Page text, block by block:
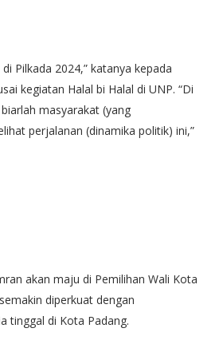
Pilkada 2024,” katanya kepada
kegiatan Halal bi Halal di UNP. “Di
masyarakat (yang
perjalanan (dinamika politik) ini,”
akan maju di Pemilihan Wali Kota
diperkuat dengan
tinggal di Kota Padang.